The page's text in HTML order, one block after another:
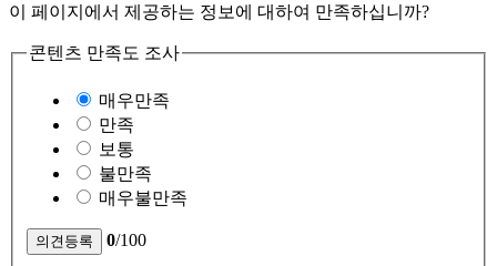
이 페이지에서 제공하는 정보에 대하여 만족하십니까?
콘텐츠 만족도 조사
매우만족
만족
보통
불만족
매우불만족
0/100